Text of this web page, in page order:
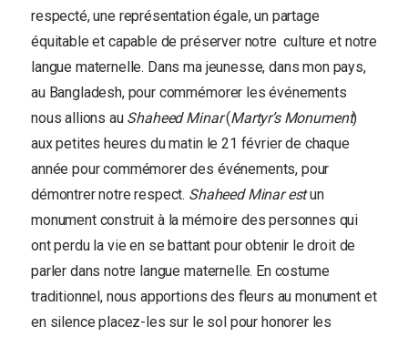
respecté, une représentation égale, un partage
équitable et capable de préserver notre culture et notre
langue maternelle. Dans ma jeunesse, dans mon pays,
au Bangladesh, pour commémorer les événements
nous allions au Shaheed Minar(Martyr’s Monument)
aux petites heures du matin le 21 février de chaque
année pour commémorer des événements, pour
démontrer notre respect. Shaheed Minar estun
monument construit à la mémoire des personnes qui
ont perdu la vie en se battant pour obtenir le droit de
parler dans notre langue maternelle. En costume
traditionnel, nous apportions des fleurs au monument et
en silence placez-les sur le sol pour honorer les